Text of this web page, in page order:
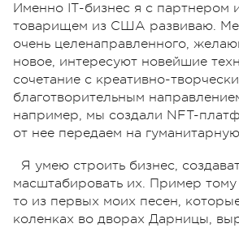
Именно IТ-бизнес я с партнером
товарищем из США развиваю.
очень целенаправленного,
новое, интересуют новейшие
сочетание с креативно-
благотворительным
например, мы создали NFT-
от нее передаем на
Я умею строить бизнес,
масштабировать их. Пример
то из первых моих песен,
коленках во дворах Дарницы,